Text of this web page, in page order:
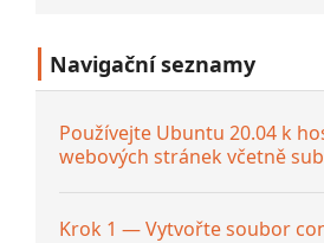
Navigační seznamy
Používejte Ubuntu 20.04 k
webových stránek včetně
Krok 1 — Vytvořte soubor